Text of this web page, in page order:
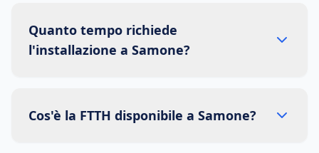
Quanto tempo richiede
l'installazione a Samone?
Cos'è la FTTH disponibile a Samone?